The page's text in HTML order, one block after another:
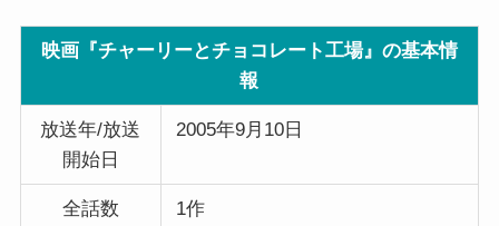
映画『チャーリーとチョコレート工場』の基本情
報
放送年/放送
開始日
2005年9月10日
全話数 1作